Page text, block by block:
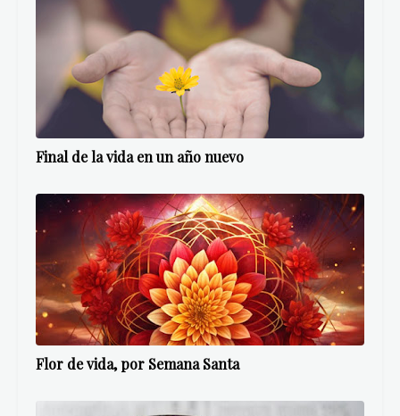
Final de la vida en un año nuevo
Flor de vida, por Semana Santa